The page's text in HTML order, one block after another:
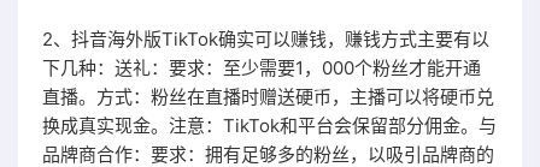
2、抖音海外版TikTok确实可以赚钱，赚钱方式主要有以
下几种：送礼：要求：至少需要1，000个粉丝才能开通
直播。方式：粉丝在直播时赠送硬币，主播可以将硬币兑
换成真实现金。注意：TikTok和平台会保留部分佣金。与
品牌商合作：要求：拥有足够多的粉丝，以吸引品牌商的